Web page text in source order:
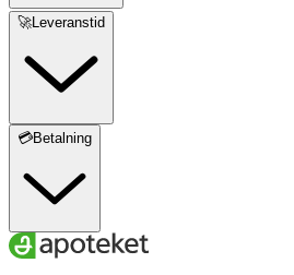
🚀Leveranstid
💳Betalning